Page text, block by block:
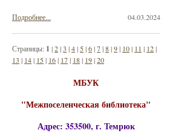
04.03.2024
Подробнее...
Страницы: 1 |2|3 |4| 5|6|7|8|9| 10| 11 | 12|
13 | 14| 15| 16| 17| 18| 19|20
МБУК
"Межпоселенческая библиотека"
Адрес: 353500, г. Темрюк